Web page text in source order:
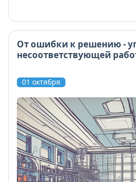
От ошибки к решению -
несоответствующей
01 октября